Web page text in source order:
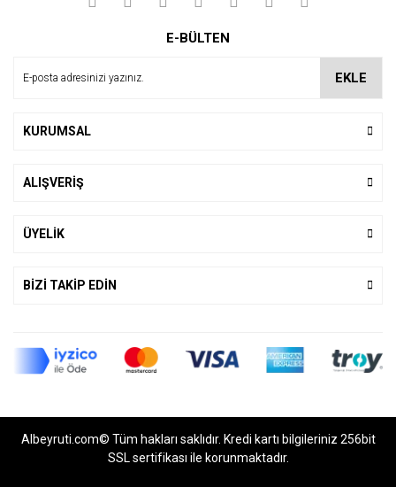
E-BÜLTEN
EKLE
KURUMSAL
ALIŞVERİŞ
ÜYELİK
BİZİ TAKİP EDİN
Albeyruti.com© Tüm hakları saklıdır. Kredi kartı bilgileriniz 256bit
SSL sertifikası ile korunmaktadır.